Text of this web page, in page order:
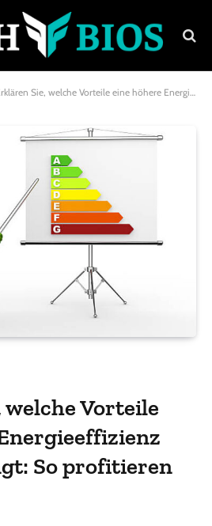
Sie, welche Vorteile eine höhere Energieeffizienz mit sich bringt: So profitieren Sie davon
Vorteile
So profitieren